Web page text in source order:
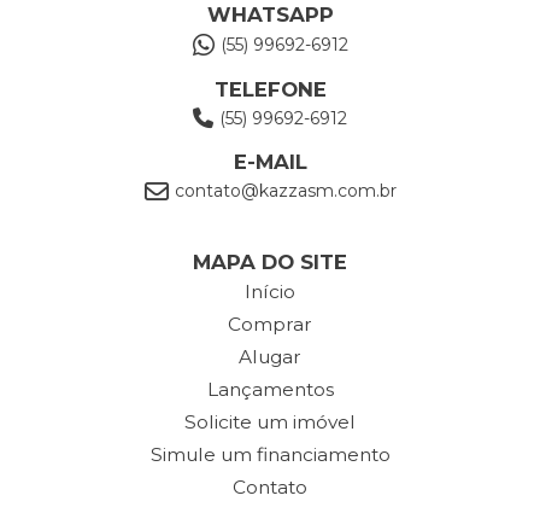
WHATSAPP
(55) 99692-6912
TELEFONE
(55) 99692-6912
E-MAIL
contato@kazzasm.com.br
MAPA DO SITE
Início
Comprar
Alugar
Lançamentos
Solicite um imóvel
Simule um financiamento
Contato